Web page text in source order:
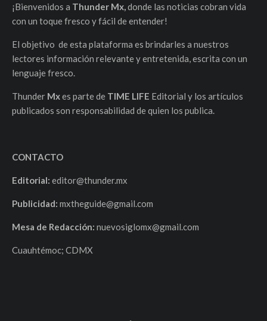
¡Bienvenidos a Thunder Mx,donde las noticias cobran vida
con un toque fresco y fácil de entender!
El objetivo de esta plataforma es brindarles a nuestros
lectores información relevante y entretenida, escrita con un
lenguaje fresco.
Thunder Mxes parte de TIME LIFE Editorial y los artículos
publicados son responsabilidad de quien los publica.
CONTACTO
Editorial: editor@thunder.mx
Publicidad: mxtheguide@gmail.com
Mesa de Redacción: nuevosiglomx@gmail.com
Cuauhtémoc; CDMX